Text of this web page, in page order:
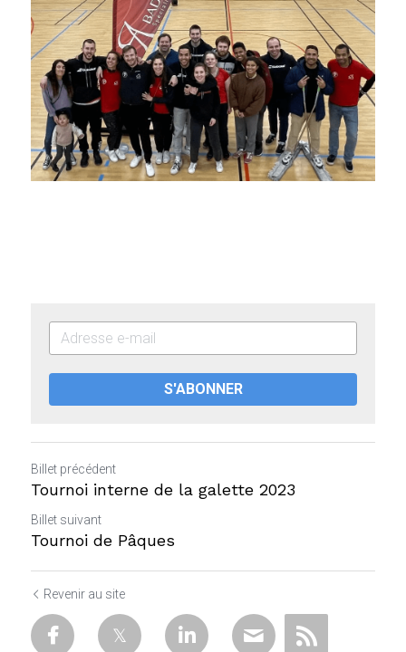
S'ABONNER
Billet précédent
Tournoi interne de la galette 2023
Billet suivant
Tournoi de Pâques
Revenir au site